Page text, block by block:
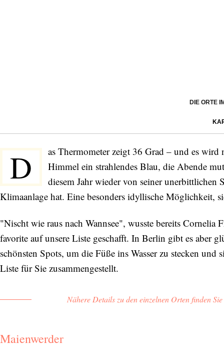
DIE ORTE
D
as Thermometer zeigt 36 Grad – und es
Himmel ein strahlendes Blau, die Abende
diesem Jahr wieder von seiner
Klimaanlage hat. Eine besonders idyllische Möglichkeit,
"Nischt wie raus nach Wannsee", wusste bereits Cornelia
favorite auf unsere Liste geschafft. In Berlin gibt es aber
schönsten Spots, um die Füße ins Wasser zu stecken
Liste für Sie zusammengestellt.
Nähere Details zu den einzelnen Orten finden
Maienwerder